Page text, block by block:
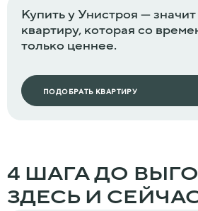
Купить у Унистроя — значит
квартиру, которая со
только ценнее.
ПОДОБРАТЬ КВАРТИРУ
4 ШАГА ДО
ЗДЕСЬ И